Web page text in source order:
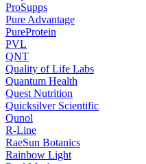
ProSupps
Pure Advantage
PureProtein
PVL
QNT
Quality of Life Labs
Quantum Health
Quest Nutrition
Quicksilver Scientific
Qunol
R-Line
RaeSun Botanics
Rainbow Light